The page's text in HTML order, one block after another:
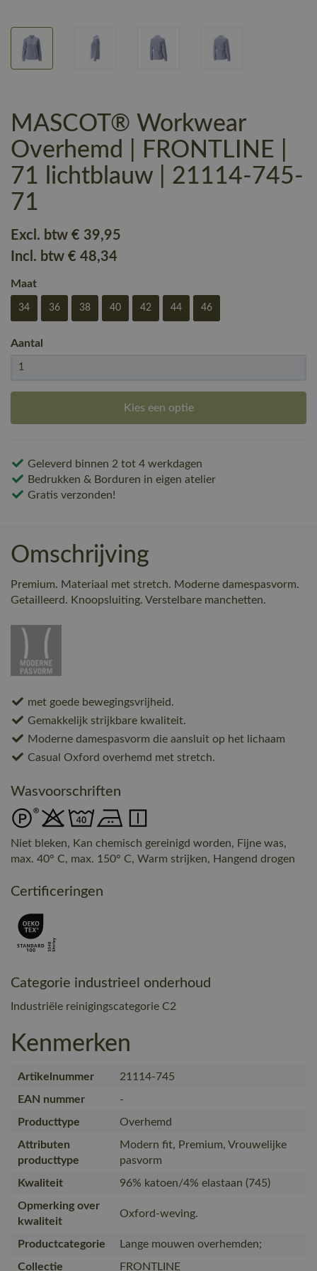
MASCOT® Workwear
Overhemd | FRONTLINE |
71 lichtblauw | 21114-745-
71
Excl. btw € 39,95
Incl. btw € 48,34
Maat
34 36 38 40 42 44 46
Aantal
Kies een optie
Geleverd binnen 2 tot 4 werkdagen
Bedrukken & Borduren in eigen atelier
Gratis verzonden!
Omschrijving
Premium. Materiaal met stretch. Moderne damespasvorm.
Getailleerd. Knoopsluiting. Verstelbare manchetten.
met goede bewegingsvrijheid.
Gemakkelijk strijkbare kwaliteit.
Moderne damespasvorm die aansluit op het lichaam
Casual Oxford overhemd met stretch.
Wasvoorschriften
Niet bleken, Kan chemisch gereinigd worden, Fijne was,
max. 40° C, max. 150° C, Warm strijken, Hangend drogen
Certificeringen
Categorie industrieel onderhoud
Industriële reinigingscategorie C2
Kenmerken
Artikelnummer
21114-745
EAN nummer
-
Producttype
Overhemd
Attributen
producttype
Modern fit, Premium, Vrouwelijke
pasvorm
Kwaliteit
96% katoen/4% elastaan (745)
Opmerking over
kwaliteit
Oxford-weving.
Productcategorie
Lange mouwen overhemden;
Collectie
FRONTLINE